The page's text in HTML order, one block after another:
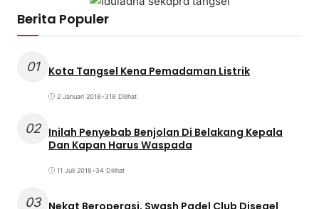
Berita Populer
01 Kota Tangsel Kena Pemadaman Listrik
2 Januari 2018•318 Dilihat
02 Inilah Penyebab Benjolan Di Belakang Kepala
Dan Kapan Harus Waspada
11 Juli 2018•34 Dilihat
03